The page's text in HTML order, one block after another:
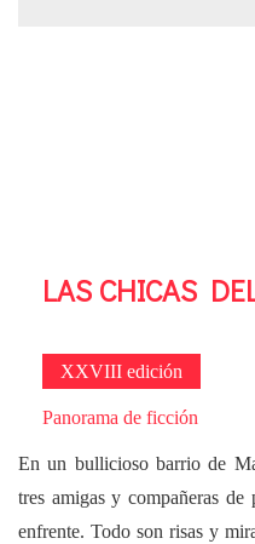
LAS CHICAS
XXVIII edición
Panorama de ficción
En un bullicioso barrio de
tres amigas y compañeras
enfrente. Todo son risas y